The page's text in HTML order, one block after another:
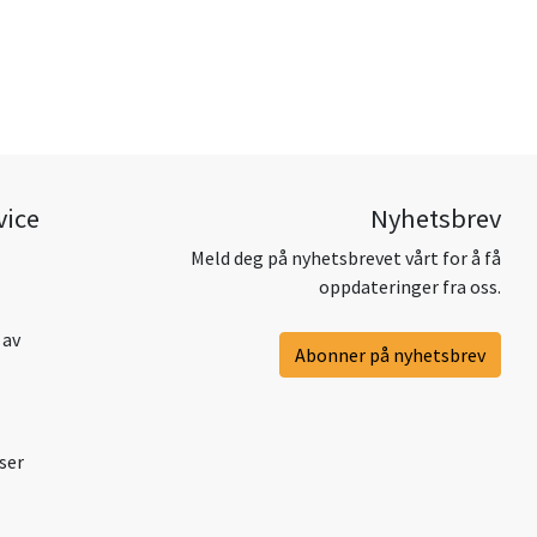
Nyhetsbrev
Meld deg på nyhetsbrevet vårt for å få
oppdateringer fra oss.
Abonner på nyhetsbrev